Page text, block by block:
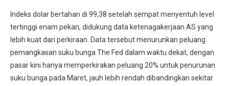
Indeks dolar bertahan di 99,38 setelah sempat menyentuh level
tertinggi enam pekan, didukung data ketenagakerjaan AS yang
lebih kuat dari perkiraan. Data tersebut menurunkan peluang
pemangkasan suku bunga The Fed dalam waktu dekat, dengan
pasar kini hanya memperkirakan peluang 20% untuk penurunan
suku bunga pada Maret, jauh lebih rendah dibandingkan sekitar